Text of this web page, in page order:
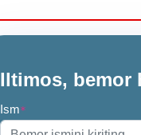
Iltimos, bemor
Ism*